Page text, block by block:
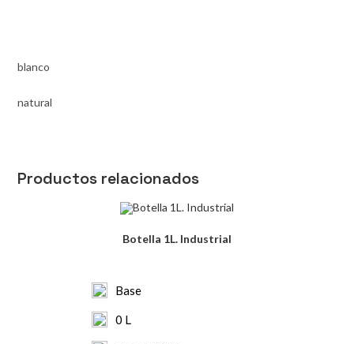
blanco
natural
Productos relacionados
Botella 1L. Industrial
Base
0 L